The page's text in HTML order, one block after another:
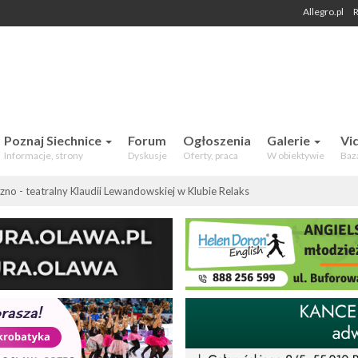
Aktualności,
Allegro.pl
Poznaj Siechnice
Informacje, strony
Forum
Dyskusje
Ogłoszenia
Oferty, praca
Galerie
W obiektywie
- teatralny Klaudii Lewandowskiej w Klubie Relaks